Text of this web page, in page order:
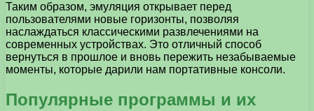
Таким образом, эмуляция открывает перед
пользователями новые горизонты, позволяя
наслаждаться классическими развлечениями на
современных устройствах. Это отличный способ
вернуться в прошлое и вновь пережить незабываемые
моменты, которые дарили нам портативные консоли.
Популярные программы и их